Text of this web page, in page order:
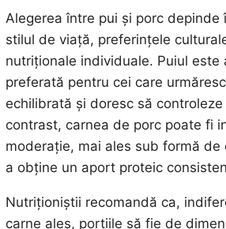
Alegerea între pui și porc depinde
stilul de viață, preferințele
nutriționale individuale. Puiul este
preferată pentru cei care
echilibrată și doresc să
contrast, carnea de porc poate fi
moderație, mai ales sub formă de
a obține un aport proteic
Nutriționiștii recomandă ca,
carne ales, porțiile să fie de